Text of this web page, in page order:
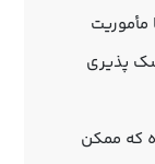
مأموریت
پذیری
که ممکن